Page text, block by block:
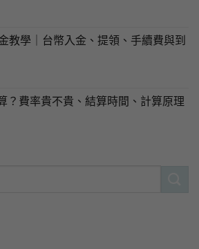
教學｜台幣入金、提領、手續費與到
？費率貴不貴、結算時間、計算原理